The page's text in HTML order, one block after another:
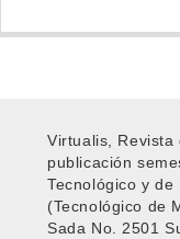
Virtualis, Revista
publicación
Tecnológico y
(Tecnológico de
Sada No. 2501